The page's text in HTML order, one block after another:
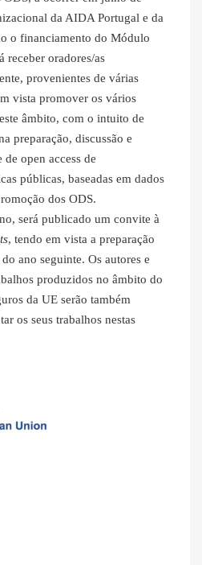
da AIDA Portugal e da
o financiamento do Módulo
receber oradores/as
provenientes de várias
vista promover os vários
âmbito, com o intuito de
preparação, discussão e
open access de
públicas, baseadas em dados
dos ODS.
será publicado um convite à
, tendo em vista a preparação
ano seguinte. Os autores e
produzidos no âmbito do
da UE serão também
os seus trabalhos nestas